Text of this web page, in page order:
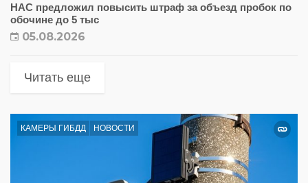
НАС предложил повысить штраф за объезд пробок по
обочине до 5 тыс
05.08.2026
Читать еще
КАМЕРЫ ГИБДД НОВОСТИ